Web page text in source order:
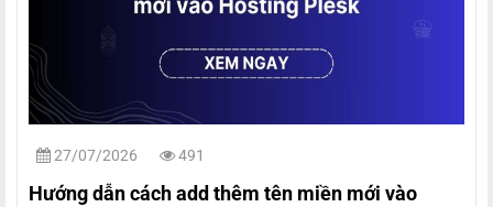
27/07/2026 491
Hướng dẫn cách add thêm tên miền mới vào